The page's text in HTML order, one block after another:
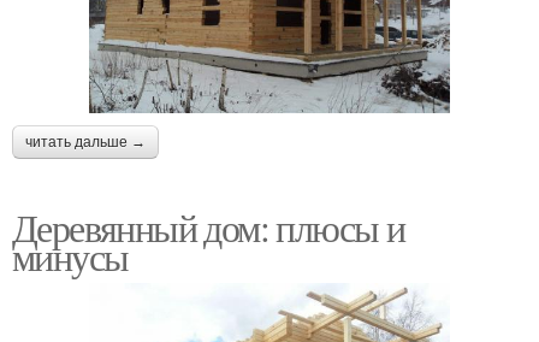
читать дальше →
Деревянный дом: плюсы и
минусы